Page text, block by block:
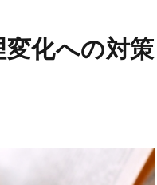
化への対策